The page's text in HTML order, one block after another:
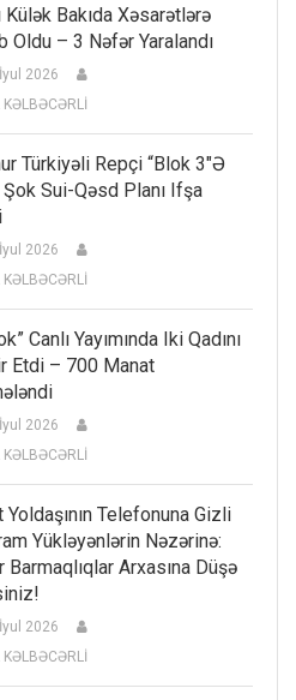
Külək Bakıda Xəsarətlərə
Oldu – 3 Nəfər Yaralandı
2026
KƏLBƏCƏRLİ
Türkiyəli Repçi “Blok 3″ə
Şok Sui-Qəsd Planı Ifşa
2026
KƏLBƏCƏRLİ
Canlı Yayımında Iki Qadını
Etdi – 700 Manat
2026
KƏLBƏCƏRLİ
Yoldaşının Telefonuna Gizli
Yükləyənlərin Nəzərinə:
Barmaqlıqlar Arxasına Düşə
2026
KƏLBƏCƏRLİ